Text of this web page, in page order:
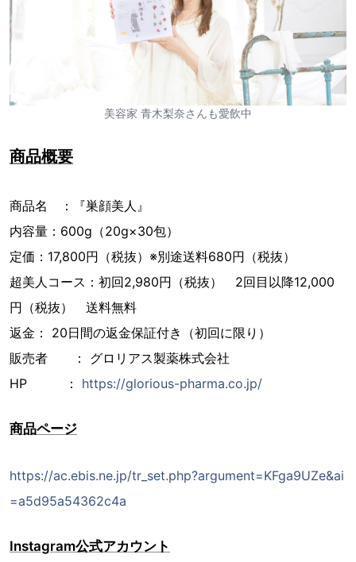
美容家 青木梨奈さんも愛飲中
商品概要
商品名 ：『巣顔美人』
内容量：600g（20g×30包）
定価：17,800円（税抜）※別途送料680円（税抜）
超美人コース：初回2,980円（税抜） 2回目以降12,000
円（税抜） 送料無料
返金： 20日間の返金保証付き（初回に限り）
販売者 ： グロリアス製薬株式会社
HP ： https://glorious-pharma.co.jp/
商品ページ
https://ac.ebis.ne.jp/tr_set.php?argument=KFga9UZe&ai
=a5d95a54362c4a
Instagram公式アカウント